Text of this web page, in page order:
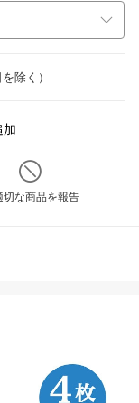
除く）
加
切な商品を報告